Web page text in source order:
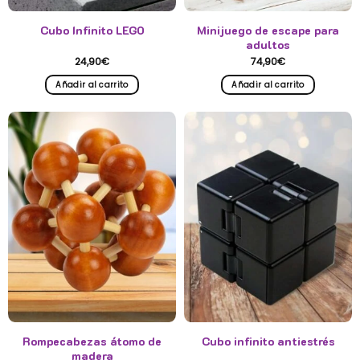
producto
Cubo Infinito LEGO
24,90€
Añadir al carrito
Minijuego de escape para
adultos
74,90€
Añadir al carrito
Rompecabezas átomo de
madera
Cubo infinito antiestrés